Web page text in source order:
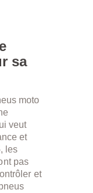
sa
moto
veut
et
les
pas
et